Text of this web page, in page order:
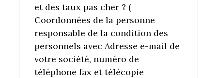
et des taux pas cher ? (
Coordonnées de la personne
responsable de la condition des
personnels avec Adresse e-mail de
votre société, numéro de
téléphone fax et télécopie